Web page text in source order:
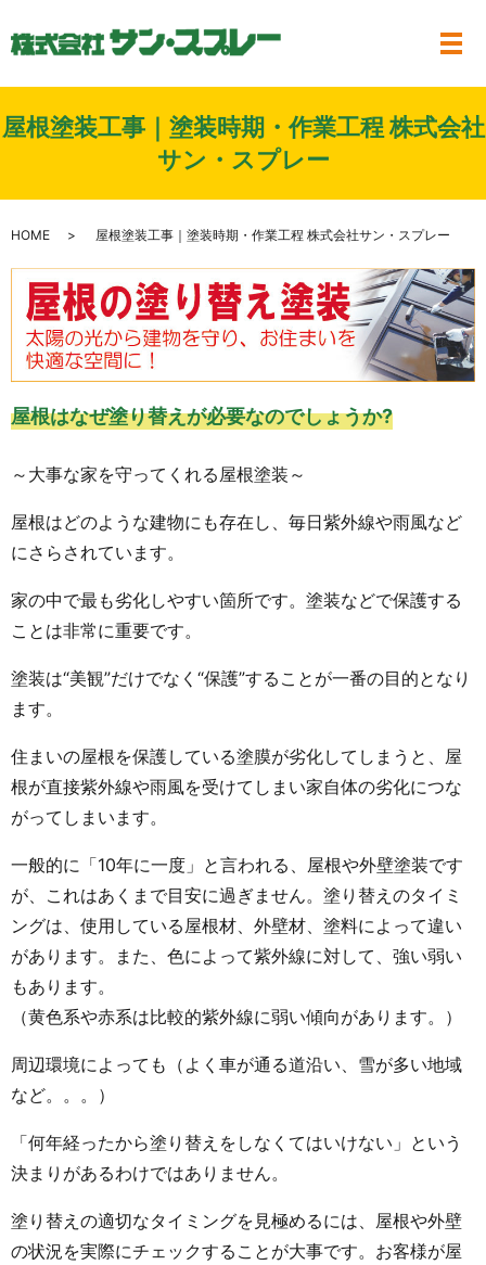
メ
屋根塗装工事｜塗装時期・作業工程 株式会社
サン・スプレー
HOME 屋根塗装工事｜塗装時期・作業工程 株式会社サン・スプレー
屋根はなぜ塗り替えが必要なのでしょうか?
～大事な家を守ってくれる屋根塗装～
屋根はどのような建物にも存在し、毎日紫外線や雨風など
にさらされています。
家の中で最も劣化しやすい箇所です。塗装などで保護する
ことは非常に重要です。
塗装は“美観”だけでなく“保護”することが一番の目的となり
ます。
住まいの屋根を保護している塗膜が劣化してしまうと、屋
根が直接紫外線や雨風を受けてしまい家自体の劣化につな
がってしまいます。
一般的に「10年に一度」と言われる、屋根や外壁塗装です
が、これはあくまで目安に過ぎません。塗り替えのタイミ
ングは、使用している屋根材、外壁材、塗料によって違い
があります。また、色によって紫外線に対して、強い弱い
もあります。
（黄色系や赤系は比較的紫外線に弱い傾向があります。）
周辺環境によっても（よく車が通る道沿い、雪が多い地域
など。。。）
「何年経ったから塗り替えをしなくてはいけない」という
決まりがあるわけではありません。
塗り替えの適切なタイミングを見極めるには、屋根や外壁
の状況を実際にチェックすることが大事です。お客様が屋